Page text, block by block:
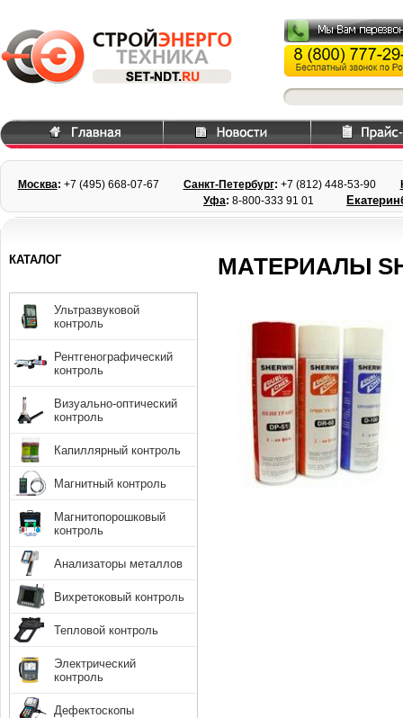
Москва: +7 (495) 668-07-67 Санкт-Петербург: +7 (812) 448-53-90
Уфа: 8-800-333 91 01
МАТЕРИАЛЫ
КАТАЛОГ
Ультразвуковой
контроль
Рентгенографический
контроль
Визуально-оптический
контроль
Капиллярный контроль
Магнитный контроль
Магнитопорошковый
контроль
Анализаторы металлов
Вихретоковый контроль
Тепловой контроль
Электрический
контроль
Дефектоскопы